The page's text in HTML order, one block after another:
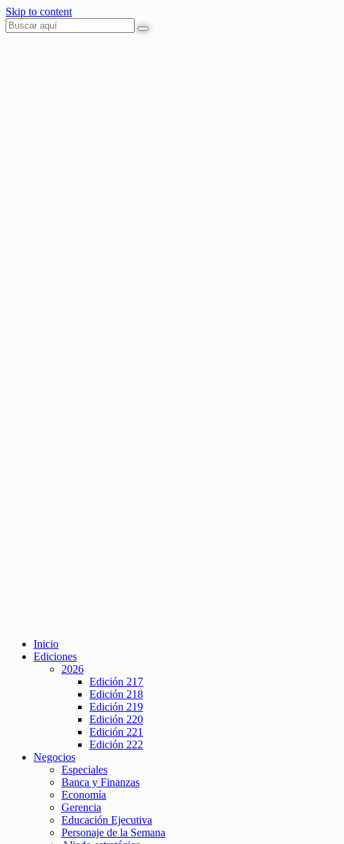
Skip to content
Inicio
Ediciones
2026
Edición 217
Edición 218
Edición 219
Edición 220
Edición 221
Edición 222
Negocios
Especiales
Banca y Finanzas
Economía
Gerencia
Educación Ejecutiva
Personaje de la Semana